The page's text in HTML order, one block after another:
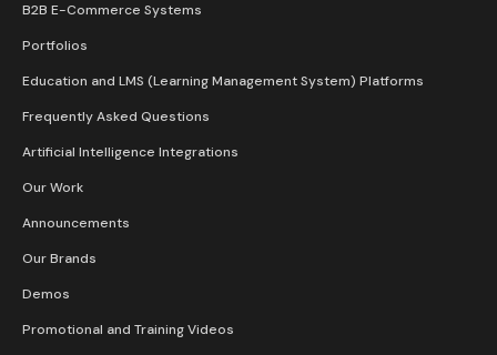
B2B E-Commerce Systems
Portfolios
Education and LMS (Learning Management System) Platforms
Frequently Asked Questions
Artificial Intelligence Integrations
Our Work
Announcements
Our Brands
Demos
Promotional and Training Videos